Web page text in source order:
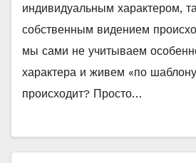
индивидуальным характером,
собственным видением
мы сами не учитываем
характера и живем «по
происходит? Просто…